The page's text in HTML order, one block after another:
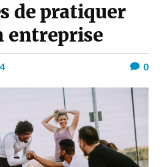
de pratiquer
entreprise
0